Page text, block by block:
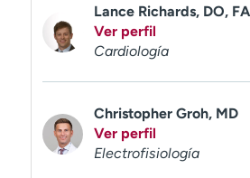
Lance Richards, DO,
Ver perfil
Cardiología
Christopher Groh, MD
Ver perfil
Electrofisiología